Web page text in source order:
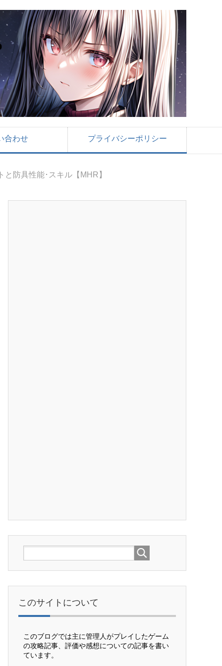
合わせ プライバシーポリシー
防具性能･スキル【MHR】
このサイトについて
このブログでは主に管理人がプレイしたゲーム
の攻略記事、評価や感想についての記事を書い
ています。